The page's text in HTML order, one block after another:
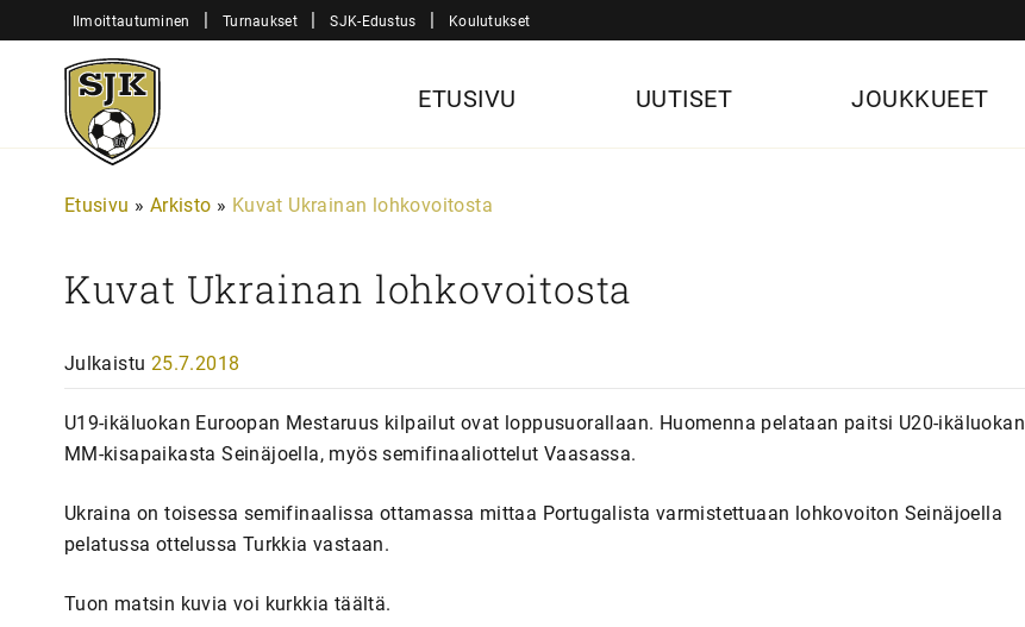
sisältöön
Ilmoittautuminen | Turnaukset | SJK-Edustus | Koulutukset
Sjk-
Juniorit
ETUSIVU UUTISET JOUKKUEET
Etusivu » Arkisto » Kuvat Ukrainan lohkovoitosta
Kuvat Ukrainan lohkovoitosta
Julkaistu 25.7.2018
U19-ikäluokan Euroopan Mestaruus kilpailut ovat loppusuorallaan. Huomenna pelataan paitsi U20-ikäluokan
MM-kisapaikasta Seinäjoella, myös semifinaaliottelut Vaasassa.
Ukraina on toisessa semifinaalissa ottamassa mittaa Portugalista varmistettuaan lohkovoiton Seinäjoella
pelatussa ottelussa Turkkia vastaan.
Tuon matsin kuvia voi kurkkia täältä.